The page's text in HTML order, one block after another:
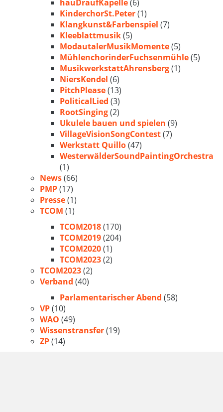
hauDraufKapelle(6)
KinderchorSt.Peter(1)
Klangkunst&Farbenspiel (7)
Kleeblattmusik(5)
ModautalerMusikMomente(5)
MühlenchorinderFuchsenmühle(5)
MusikwerkstattAhrensberg(1)
NiersKendel (6)
PitchPlease(13)
PoliticalLied (3)
RootSinging(2)
Ukulele bauen und spielen (9)
VillageVisionSongContest(7)
Werkstatt Quillo(47)
WesterwälderSoundPaintingOrchestra
(1)
News(66)
PMP(17)
Presse(1)
TCOM (1)
TCOM2018(170)
TCOM2019(204)
TCOM2020(1)
TCOM2023(2)
TCOM2023(2)
Verband (40)
Parlamentarischer Abend (58)
VP(10)
WAO (49)
Wissenstransfer(19)
ZP(14)